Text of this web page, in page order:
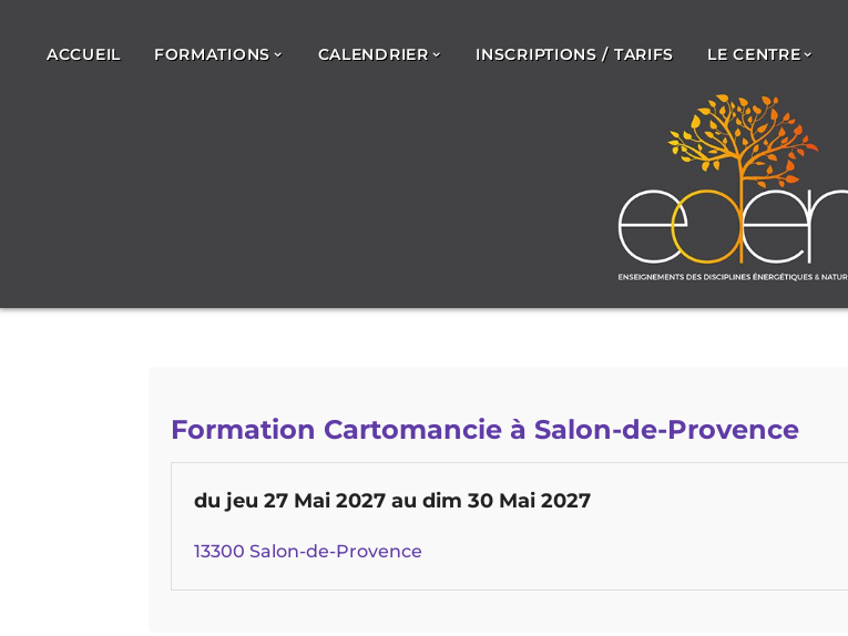
ACCUEIL FORMATIONS CALENDRIER INSCRIPTIONS / TARIFS LE CENTRE
Formation Cartomancie à Salon-de-Provence
du jeu 27 Mai 2027au dim 30 Mai 2027
13300 Salon-de-Provence